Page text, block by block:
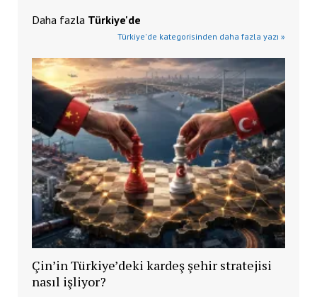
Daha fazla Türkiye'de
Türkiye'de kategorisinden daha fazla yazı »
Çin’in Türkiye’deki kardeş şehir stratejisi
nasıl işliyor?